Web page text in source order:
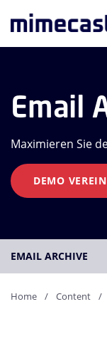
Email
Maximieren Sie
DEMO
EMAIL ARCHIVE
Home Content